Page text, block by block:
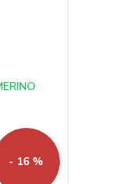
- 16 %